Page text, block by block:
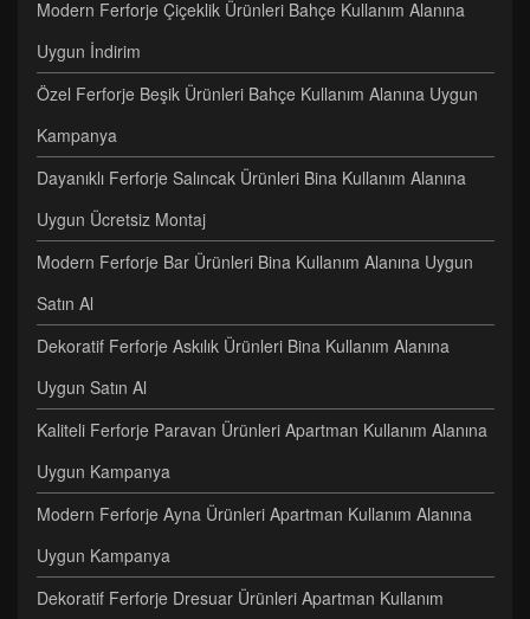
Modern Ferforje Çiçeklik Ürünleri Bahçe Kullanım Alanına
Uygun İndirim
Özel Ferforje Beşik Ürünleri Bahçe Kullanım Alanına Uygun
Kampanya
Dayanıklı Ferforje Salıncak Ürünleri Bina Kullanım Alanına
Uygun Ücretsiz Montaj
Modern Ferforje Bar Ürünleri Bina Kullanım Alanına Uygun
Satın Al
Dekoratif Ferforje Askılık Ürünleri Bina Kullanım Alanına
Uygun Satın Al
Kaliteli Ferforje Paravan Ürünleri Apartman Kullanım Alanına
Uygun Kampanya
Modern Ferforje Ayna Ürünleri Apartman Kullanım Alanına
Uygun Kampanya
Dekoratif Ferforje Dresuar Ürünleri Apartman Kullanım